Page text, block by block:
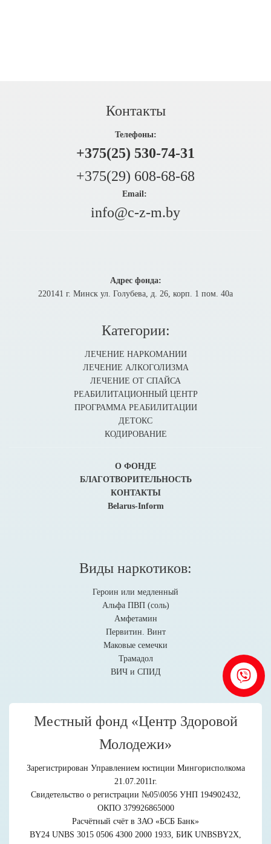
Контакты
Телефоны:
+375(25) 530-74-31
+375(29) 608-68-68
Email:
info@c-z-m.by
Адрес фонда:
220141 г. Минск ул. Голубева, д. 26, корп. 1 пом. 40а
Категории:
ЛЕЧЕНИЕ НАРКОМАНИИ
ЛЕЧЕНИЕ АЛКОГОЛИЗМА
ЛЕЧЕНИЕ ОТ СПАЙСА
РЕАБИЛИТАЦИОННЫЙ ЦЕНТР
ПРОГРАММА РЕАБИЛИТАЦИИ
ДЕТОКС
КОДИРОВАНИЕ
О ФОНДЕ
БЛАГОТВОРИТЕЛЬНОСТЬ
КОНТАКТЫ
Belarus-Inform
Виды наркотиков:
Героин или медленный
Альфа ПВП (соль)
Амфетамин
Первитин. Винт
Маковые семечки
Трамадол
ВИЧ и СПИД
Местный фонд «Центр Здоровой
Молодежи»
Зарегистрирован Управлением юстиции Мингорисполкома
21.07.2011г.
Свидетельство о регистрации №05\0056 УНП 194902432,
ОКПО 379926865000
Расчётный счёт в ЗАО «БСБ Банк»
BY24 UNBS 3015 0506 4300 2000 1933, БИК UNBSBY2X,